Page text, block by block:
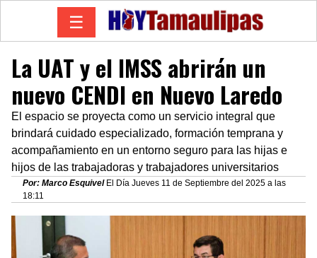
☰
La UAT y el IMSS abrirán un
nuevo CENDI en Nuevo Laredo
El espacio se proyecta como un servicio integral que
brindará cuidado especializado, formación temprana y
acompañamiento en un entorno seguro para las hijas e
hijos de las trabajadoras y trabajadores universitarios
Por: Marco Esquivel El Día Jueves 11 de Septiembre del 2025 a las
18:11